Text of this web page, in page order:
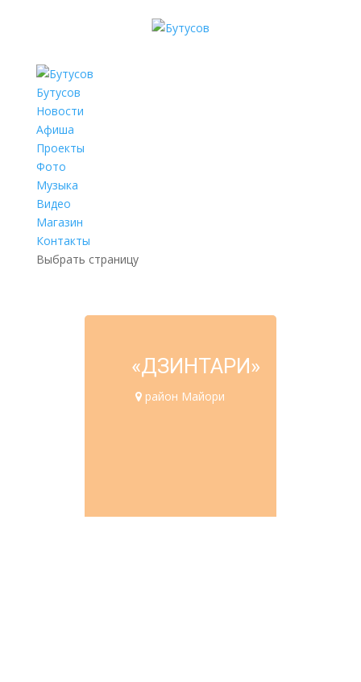
Бутусов
Новости
Афиша
Проекты
Фото
Музыка
Видео
Магазин
Контакты
Выбрать страницу
«ДЗИНТАРИ»
район Майори